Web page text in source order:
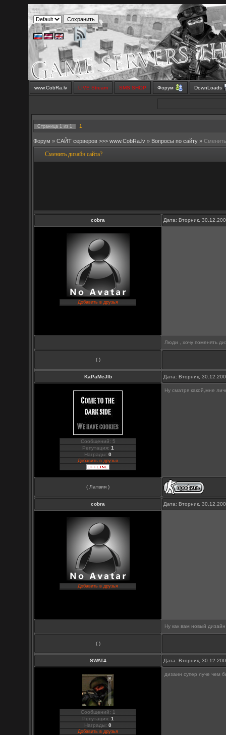
www.CobRa.lv LIVE Stream SMS SHOP Форум DownLoads
Страница 1 из 1 1
Форум » САЙТ серверов >>> www.CobRa.lv » Вопросы по сайту »
Сменить дизайн сайта?
cobra Дата: Вторник,
Добавить в друзья
Люди , хочу поменять
( )
KaPaMeJIb Дата: Вторник,
Сообщений: 5
Репутация: 1
Награды:0
Добавить в друзья
Ну сматря какой,мне
( Латвия )
cobra Дата: Вторник,
Добавить в друзья
Ну как вам новый
( )
SWAT4 Дата: Вторник,
Сообщений: 1
Репутация: 1
Награды:0
Добавить в друзья
дизаин супер луче чем